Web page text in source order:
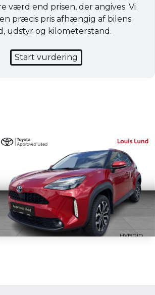
værd end prisen, der angives. Vi
præcis pris afhængig af bilens
udstyr og kilometerstand.
Start vurdering
HYBRID